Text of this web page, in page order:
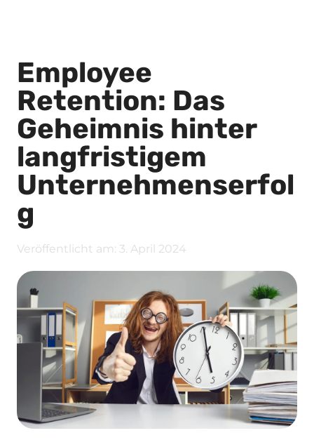
Employee
Retention: Das
Geheimnis hinter
langfristigem
Unternehmenserfol
g
Veröffentlicht am: 3. April 2024